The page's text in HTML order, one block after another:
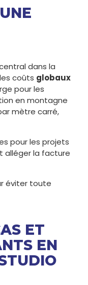
dans la
coûts globaux
pour les
en montagne
mètre carré,
pour les projets
alléger la facture
éviter toute
ET
EN